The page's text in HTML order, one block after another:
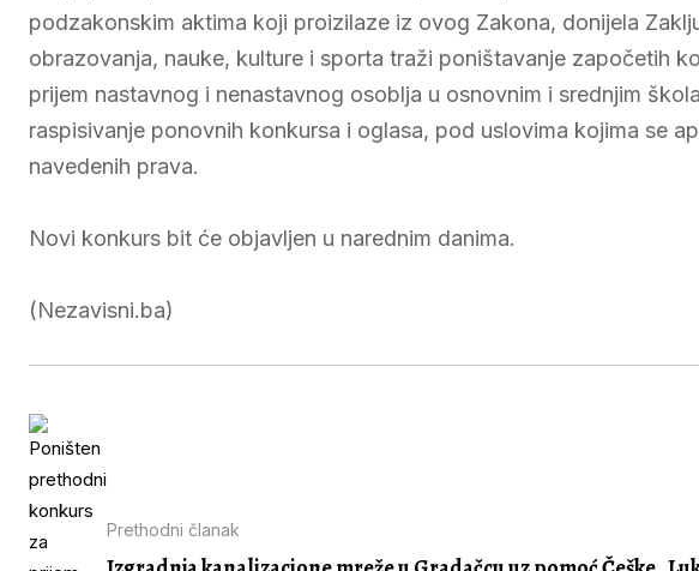
podzakonskim aktima koji proizilaze iz ovog Zakona, donijela
obrazovanja, nauke, kulture i sporta traži poništavanje započetih
prijem nastavnog i nenastavnog osoblja u osnovnim i srednjim
raspisivanje ponovnih konkursa i oglasa, pod uslovima kojima se
navedenih prava.
Novi konkurs bit će objavljen u narednim danima.
(Nezavisni.ba)
Prethodni članak